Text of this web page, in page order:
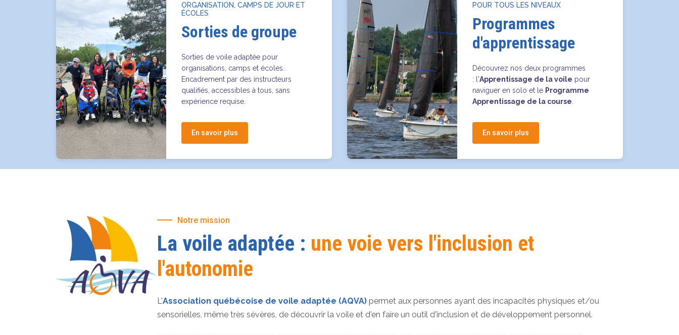
ORGANISATION, CAMPS DE JOUR ET
ÉCOLES
Sorties de groupe
Sorties de voile adaptée pour
organisations, camps et écoles.
Encadrement par des instructeurs
qualifiés, accessibles à tous, sans
expérience requise.
En savoir plus
POUR TOUS LES NIVEAUX
Programmes
d'apprentissage
Découvrez nos deux programmes
: l'Apprentissage de la voile pour
naviguer en solo et le Programme
Apprentissage de la course
En savoir plus
Notre mission
La voile adaptée : une voie vers l'inclusion et
l'autonomie
L'Association québécoise de voile adaptée (AQVA) permet aux personnes ayant des incapacités physiques et/ou
sensorielles, même très sévères, de découvrir la voile et d'en faire un outil d'inclusion et de développement personnel.